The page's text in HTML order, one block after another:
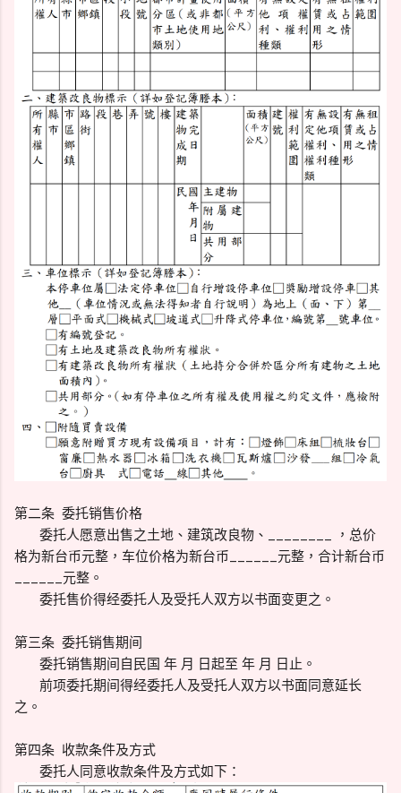
第二条 委托销售价格
委托人愿意出售之土地、建筑改良物、________ ，总价
格为新台币元整，车位价格为新台币______元整，合计新台币
______元整。
委托售价得经委托人及受托人双方以书面变更之。
第三条 委托销售期间
委托销售期间自民国 年 月 日起至 年 月 日止。
前项委托期间得经委托人及受托人双方以书面同意延长
之。
第四条 收款条件及方式
委托人同意收款条件及方式如下：